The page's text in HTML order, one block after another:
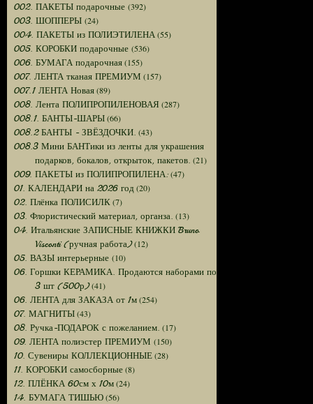
002. ПАКЕТЫ подарочные (392)
003. ШОППЕРЫ (24)
004. ПАКЕТЫ из ПОЛИЭТИЛЕНА(55)
005. КОРОБКИ подарочные (536)
006. БУМАГА подарочная(155)
007. ЛЕНТА тканая ПРЕМИУМ (157)
007.1 ЛЕНТА Новая(89)
008. Лента ПОЛИПРОПИЛЕНОВАЯ (287)
008.1. БАНТЫ-ШАРЫ(66)
008.2 БАНТЫ - ЗВЁЗДОЧКИ. (43)
008.3 Мини БАНТики из ленты для украшения
подарков, бокалов, открыток, пакетов. (21)
009. ПАКЕТЫ из ПОЛИПРОПИЛЕНА:(47)
01. КАЛЕНДАРИ на 2026 год (20)
02. Плёнка ПОЛИСИЛК(7)
03. Флористический материал, органза. (13)
04. Итальянские ЗАПИСНЫЕ КНИЖКИ Bruno
Visconti (ручная работа)(12)
05. ВАЗЫ интерьерные (10)
06. Горшки КЕРАМИКА. Продаются наборами по
3 шт (500р)(41)
06. ЛЕНТА для ЗАКАЗА от 1м(254)
07. МАГНИТЫ(43)
08. Ручка-ПОДАРОК с пожеланием. (17)
09. ЛЕНТА полиэстер ПРЕМИУМ (150)
10. Сувениры КОЛЛЕКЦИОННЫЕ(28)
11. КОРОБКИ самосборные(8)
12. ПЛЁНКА 60см х 10м(24)
14. БУМАГА ТИШЬЮ(56)